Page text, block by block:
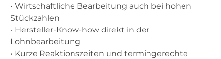
• Wirtschaftliche Bearbeitung auch bei hohen
Stückzahlen
• Hersteller-Know-how direkt in der
Lohnbearbeitung
• Kurze Reaktionszeiten und termingerechte